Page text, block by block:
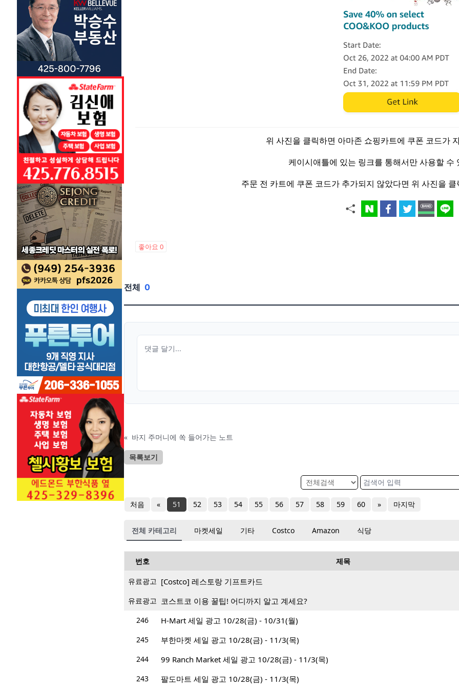
위 사진을 클릭하면 아마존 쇼핑카트에 쿠폰 코드가
케이시애틀에 있는 링크를 통해서만 사용할 수
주문 전 카트에 쿠폰 코드가 추가되지 않았다면 위 사진을
좋아요 0
전체 0
« 바지 주머니에 쏙 들어가는 노트
목록보기
처음 « 51 52 53 54 55 56 57 58 59 60 » 마지막
전체 카테고리 마켓세일 기타 Costco Amazon 식당
번호 제목
유료광고 [Costco] 레스토랑 기프트카드
유료광고 코스트코 이용 꿀팁! 어디까지 알고 계세요?
246 H-Mart 세일 광고 10/28(금) - 10/31(월)
245 부한마켓 세일 광고 10/28(금) - 11/3(목)
244 99 Ranch Market 세일 광고 10/28(금) - 11/3(목)
243 팔도마트 세일 광고 10/28(금) - 11/3(목)